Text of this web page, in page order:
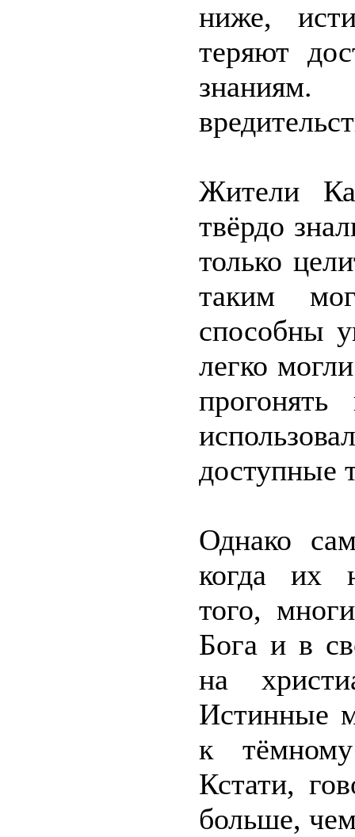
ниже,
теряют
Жители
твёрдо
только
таким
способны
легко
прогонять
доступные
Однако
когда их
того,
Бога и в
на
Истинные
к тёмному
Кстати,
больше,